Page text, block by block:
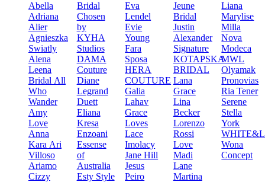
Abella
Adriana
Alier
Agnieszka
Swiatly
Alena
Leena
Bridal All
Who
Wander
Amy
Love
Anna
Kara Ari
Villoso
Ariamo
Cizzy
Bridal
Chosen
by
KYHA
Studios
DAMA
Couture
Diane
Legrand
Duett
Eliana
Kresa
Enzoani
Essense
of
Australia
Esty Style
Eva
Lendel
Evie
Young
Fara
Sposa
HERA
COUTURE
Galia
Lahav
Grace
Loves
Lace
Imolacy
Jane Hill
Jesus
Peiro
Jeune
Bridal
Justin
Alexander
Signature
KOTAPSKA
BRIDAL
Lana
Grace
Lina
Becker
Lorenzo
Rossi
Love
Madi
Lane
Martina
Liana
Marylise
Milla
Nova
Modeca
MWL
Olyamak
Pronovias
Ria Tener
Serene
Stella
York
Wona
Concept